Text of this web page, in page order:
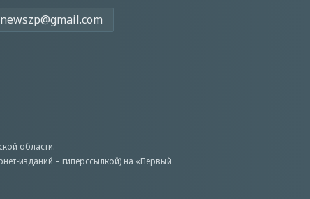
области.
изданий – гиперссылкой) на «Первый